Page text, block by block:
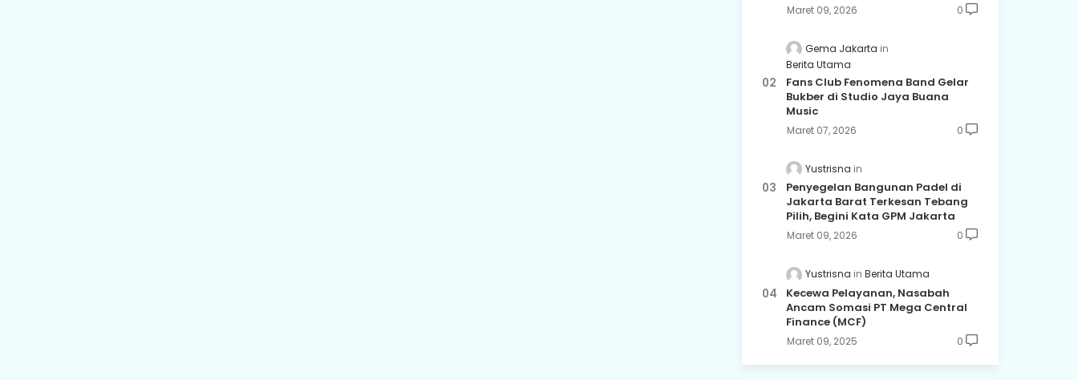
Maret 09, 2026 0
Gema Jakarta
Berita Utama
Fans Club Fenomena Band Gelar
Bukber di Studio Jaya Buana
Music
Maret 07, 2026 0
Yustrisna
Penyegelan Bangunan Padel di
Jakarta Barat Terkesan Tebang
Pilih, Begini Kata GPM Jakarta
Maret 09, 2026 0
Yustrisna Berita Utama
Kecewa Pelayanan, Nasabah
Ancam Somasi PT Mega Central
Finance (MCF)
Maret 09, 2025 0